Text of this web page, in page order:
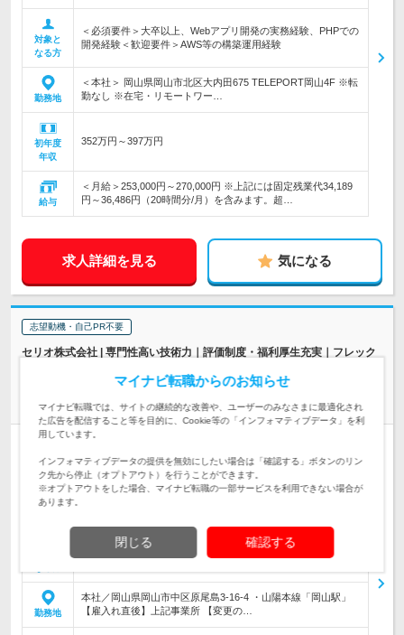
対象と
なる方
＜必須要件＞大卒以上、Webアプリ開発の実務経験、PHPでの
開発経験＜歓迎要件＞AWS等の構築運用経験
勤務地
＜本社＞ 岡山県岡山市北区大内田675 TELEPORT岡山4F ※転
勤なし ※在宅・リモートワー…
初年度
年収
352万円～397万円
給与
＜月給＞253,000円～270,000円 ※上記には固定残業代34,189
円～36,486円（20時間分/月）を含みます。超…
求人詳細を見る 気になる
志望動機・自己PR不要
セリオ株式会社 | 専門性高い技術力｜評価制度・福利厚生充実｜フレック
《岡山》企画から運用まで担う【業務系システム開発エンジニ
ア】
情報更新日：2026/07/24 終了予定日：2027/01/14
仕事内容
当社のアプリケーションエンジニアとして、ビジネス革新の推
【学歴不問】◆必須：システムの企画・開発・運用の実務経験
☆チームワーク重視で、社内コミュニケーションを大切にでき
勤務地
本社／岡山県岡山市中区原尾島3-16-4 ・山陽本線「岡山駅」
【雇入れ直後】上記事業所 【変更の…
マイナビ転職からのお知らせ
マイナビ転職では、サイトの継続的な改善や、ユーザーのみなさまに最適化され
た広告を配信すること等を目的に、Cookie等の「インフォマティブデータ」を利
用しています。
インフォマティブデータの提供を無効にしたい場合は「確認する」ボタンのリン
ク先から停止（オプトアウト）を行うことができます。
※オプトアウトをした場合、マイナビ転職の一部サービスを利用できない場合が
あります。
閉じる 確認する